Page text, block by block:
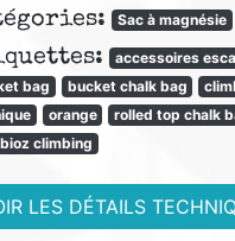
Sac à magnésie
accessoires
bag
bucket chalk bag
orange rolled top chalk
climbing
LES DÉTAILS